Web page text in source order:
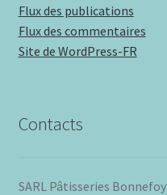
Flux des publications
Flux des commentaires
Site de WordPress-FR
Contacts
SARL Pâtisseries Bonnefoy